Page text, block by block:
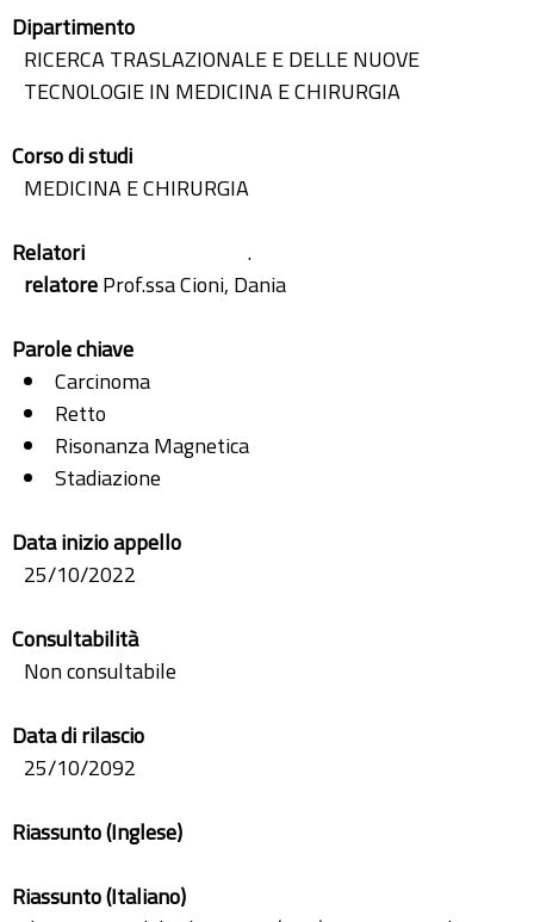
Dipartimento
RICERCA TRASLAZIONALE E DELLE NUOVE
TECNOLOGIE IN MEDICINA E CHIRURGIA
Corso di studi
MEDICINA E CHIRURGIA
Relatori
.
relatoreProf.ssa Cioni, Dania
Parole chiave
Carcinoma
Retto
Risonanza Magnetica
Stadiazione
Data inizio appello
25/10/2022
Consultabilità
Non consultabile
Data di rilascio
25/10/2092
Riassunto (Inglese)
Riassunto (Italiano)